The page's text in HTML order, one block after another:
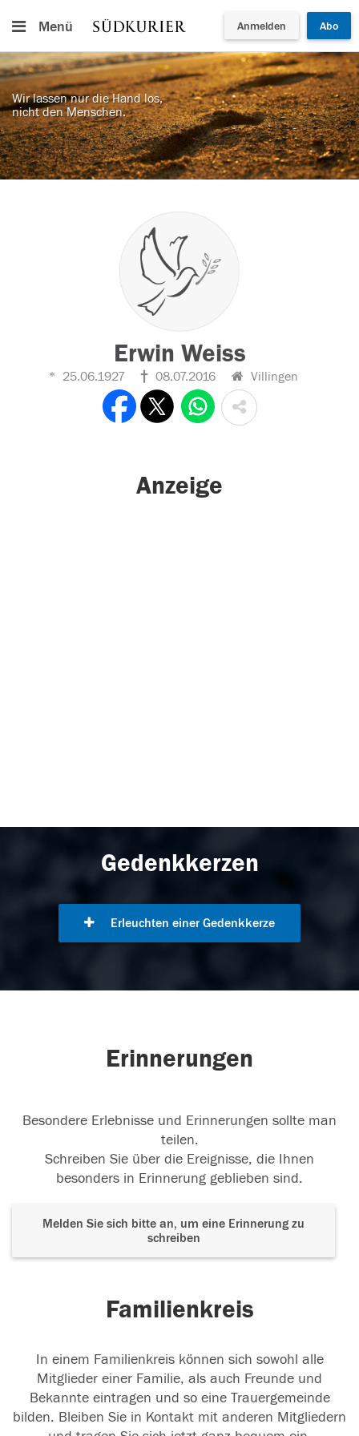
Menü Anmelden Abo
Wir lassen nur die Hand los,
nicht den Menschen.
Erwin Weiss
25.06.1927 08.07.2016 Villingen
Anzeige
Gedenkkerzen
Erleuchten einer Gedenkkerze
Erinnerungen
Besondere Erlebnisse und Erinnerungen sollte man
teilen.
Schreiben Sie über die Ereignisse, die Ihnen
besonders in Erinnerung geblieben sind.
Melden Sie sich bitte an, um eine Erinnerung zu
schreiben
Familienkreis
In einem Familienkreis können sich sowohl alle
Mitglieder einer Familie, als auch Freunde und
Bekannte eintragen und so eine Trauergemeinde
bilden. Bleiben Sie in Kontakt mit anderen Mitgliedern